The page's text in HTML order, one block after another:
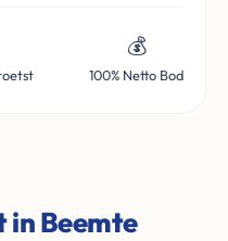
💰
100% Netto Bod
in Beemte